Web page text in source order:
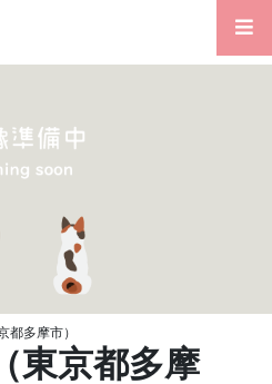
都多摩市）
東京都多摩